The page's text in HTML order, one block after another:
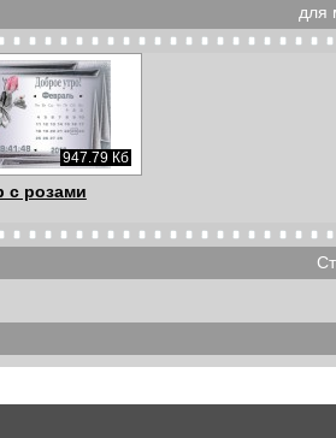
для
947.79 Кб
с розами